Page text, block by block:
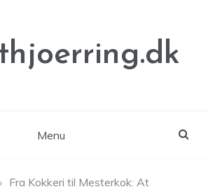
Menu
Fra Kokkeri til Mesterkok: At